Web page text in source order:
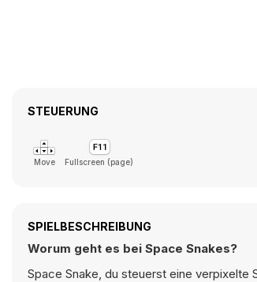
STEUERUNG
Move Fullscreen (page)
SPIELBESCHREIBUNG
Worum geht es bei Space Snakes?
Space Snake, du steuerst eine verpixelte